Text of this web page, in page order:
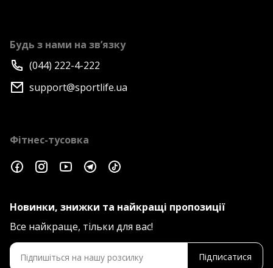
Будь з нами на зв’язку
(044) 222-4-222
support@sportlife.ua
Фітнес-тусовка
Новинки, знижки та найкращі пропозиції
Все найкраще, тільки для вас!
Підписатися